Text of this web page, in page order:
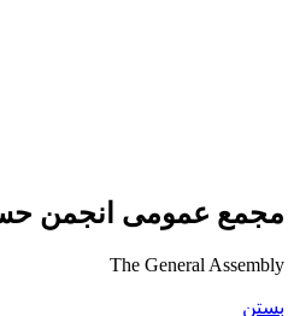
مجمع عمومی انجمن
The General Assembly
بستن